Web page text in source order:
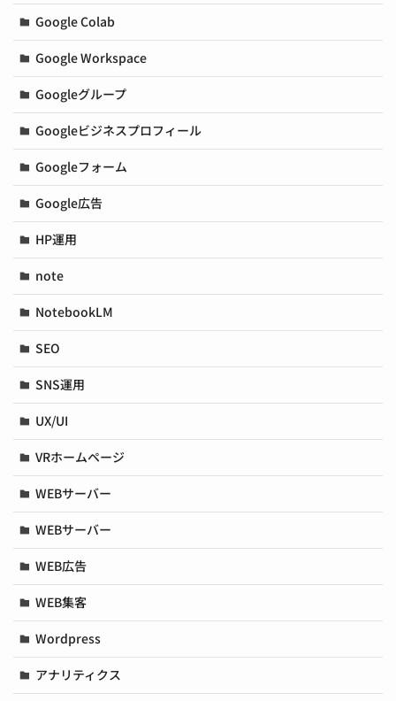
Google Colab
Google Workspace
Googleグループ
Googleビジネスプロフィール
Googleフォーム
Google広告
HP運用
note
NotebookLM
SEO
SNS運用
UX/UI
VRホームページ
WEBサーバー
WEBサーバー
WEB広告
WEB集客
Wordpress
アナリティクス